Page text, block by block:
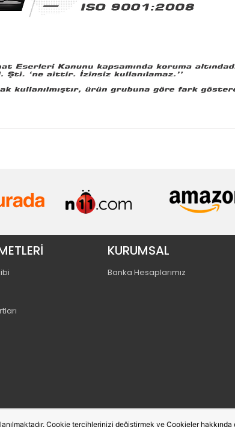
KURUMSAL
Banka Hesaplarımız
Cookie tercihlerinizi değiştirmek ve Cookieler